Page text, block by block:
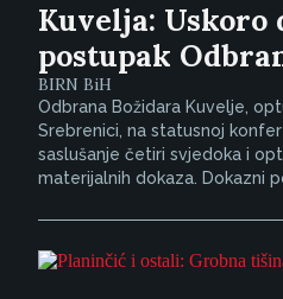
Kuvelja: Uskoro
postupak
BIRN BiH
Odbrana Božidara Kuvelje,
Srebrenici, na statusnoj
saslušanje četiri svjedoka i
materijalnih dokaza. Dokazni